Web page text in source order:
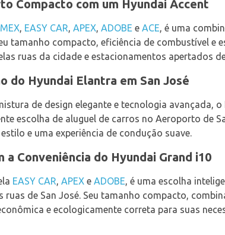
Compacto com um Hyundai Accent
MEX, EASY CAR, APEX, ADOBE e ACE, é uma
tamanho compacto, eficiência de combustível
ruas da cidade e estacionamentos apertados
do Hyundai Elantra em San José
de design elegante e tecnologia avançada,
escolha de aluguel de carros no Aeroporto de
e uma experiência de condução suave.
a Conveniência do Hyundai Grand i10
EASY CAR, APEX e ADOBE, é uma escolha
de San José. Seu tamanho compacto,
e ecologicamente correta para suas